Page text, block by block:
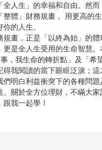
全人生」的幸福和自由。然而
整體」財務規畫， 用更高的
的人生。
規畫，正是「以終為始」的
更是全人生受用的生命智慧。
事，我生命的轉折點」及「希
得我閱讀的當下眼眶泛淚；
們明白利益衝突下的各種問
。關於全方位理財，不瞞大家
我一起學！